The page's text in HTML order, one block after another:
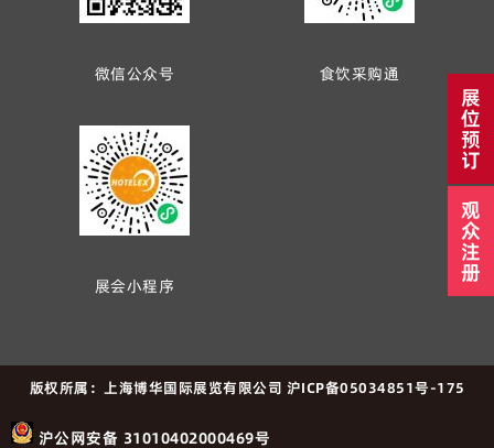
展
位
预
订
观
众
注
册
微信公众号 食饮采购通
展会小程序
版权所属：上海博华国际展览有限公司 沪ICP备05034851号-175
沪公网安备 31010402000469号